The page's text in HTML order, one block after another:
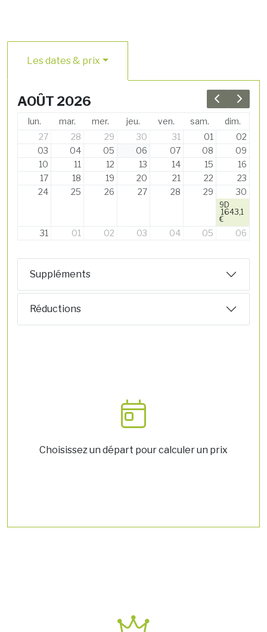
Les dates & prix
Previous
Next
AOÛT 2026
lun. mar. mer. jeu. ven. sam.
dim.
27
28 29 30 31 01
02
03
04 05 06 07 08
09
10
11 12 13 14 15
16
17
18 19 20 21 22
23
24
25 26 27 28 29 30
9D
1643,1
€
31 01 02 03 04 05 06
Suppléments
Réductions
Choisissez un départ pour calculer un prix